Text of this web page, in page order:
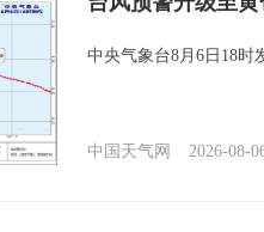
中央气象台8月6日18时
中国天气网 2026-08-